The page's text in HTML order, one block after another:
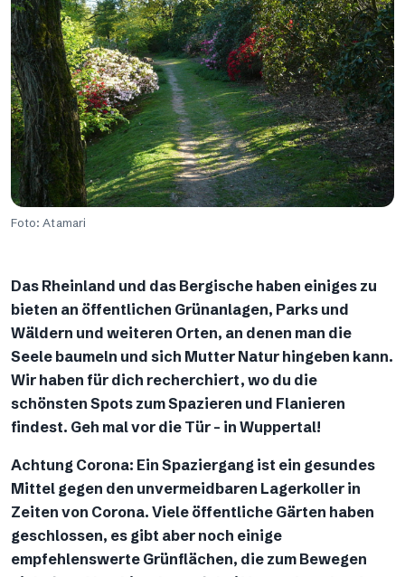
Foto: Atamari
Das Rheinland und das Bergische haben einiges zu
bieten an öffentlichen Grünanlagen, Parks und
Wäldern und weiteren Orten, an denen man die
Seele baumeln und sich Mutter Natur hingeben kann.
Wir haben für dich recherchiert, wo du die
schönsten Spots zum Spazieren und Flanieren
findest. Geh mal vor die Tür – in Wuppertal!
Achtung Corona: Ein Spaziergang ist ein gesundes
Mittel gegen den unvermeidbaren Lagerkoller in
Zeiten von Corona. Viele öffentliche Gärten haben
geschlossen, es gibt aber noch einige
empfehlenswerte Grünflächen, die zum Bewegen